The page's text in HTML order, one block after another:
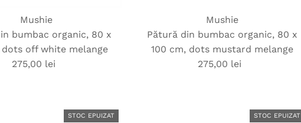
Mushie
bumbac organic, 80 x
dots off white melange
Preț
275,00 lei
Mushie
Pătură din bumbac organic, 80 x
100 cm, dots mustard melange
Preț
275,00 lei
STOC EPUIZAT STOC EPUIZAT